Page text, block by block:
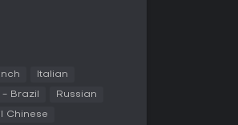
O combate gira em
que abrem espaço
em alta velocidade
Italian
Brazil Russian
Chinese